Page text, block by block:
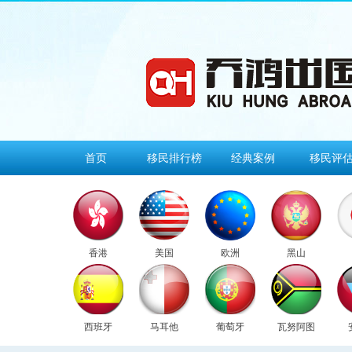
首页 移民排行榜 经典案例 移民评
香港 美国 欧洲 黑山
西班牙 马耳他 葡萄牙 瓦努阿图